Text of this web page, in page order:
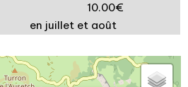
10.00€
en juillet et août